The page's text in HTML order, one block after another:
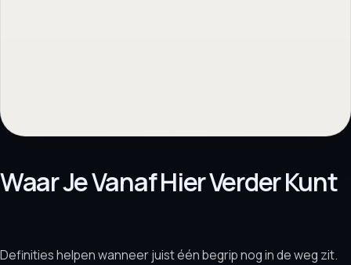
Waar Je Vanaf Hier Verder Kunt
Definities helpen wanneer juist één begrip nog in de weg zit.